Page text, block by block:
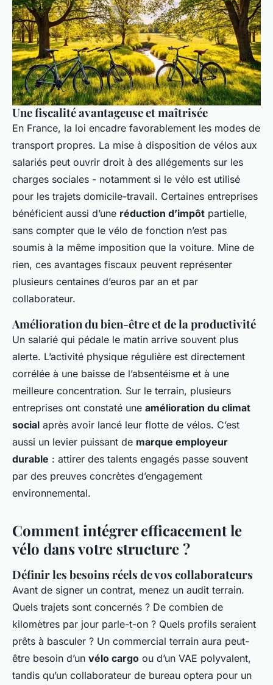
Une fiscalité avantageuse et maîtrisée
En France, la loi encadre favorablement les modes de
transport propres. La mise à disposition de vélos aux
salariés peut ouvrir droit à des allégements sur les
charges sociales - notamment si le vélo est utilisé
pour les trajets domicile-travail. Certaines entreprises
bénéficient aussi d’une réduction d’impôt partielle,
sans compter que le vélo de fonction n’est pas
soumis à la même imposition que la voiture. Mine de
rien, ces avantages fiscaux peuvent représenter
plusieurs centaines d’euros par an et par
collaborateur.
Amélioration du bien-être et de la productivité
Un salarié qui pédale le matin arrive souvent plus
alerte. L’activité physique régulière est directement
corrélée à une baisse de l’absentéisme et à une
meilleure concentration. Sur le terrain, plusieurs
entreprises ont constaté une amélioration du climat
social après avoir lancé leur flotte de vélos. C’est
aussi un levier puissant de marque employeur
durable : attirer des talents engagés passe souvent
par des preuves concrètes d’engagement
environnemental.
Comment intégrer efficacement le
vélo dans votre structure ?
Définir les besoins réels de vos collaborateurs
Avant de signer un contrat, menez un audit terrain.
Quels trajets sont concernés ? De combien de
kilomètres par jour parle-t-on ? Quels profils seraient
prêts à basculer ? Un commercial terrain aura peut-
être besoin d’un vélo cargo ou d’un VAE polyvalent,
tandis qu’un collaborateur de bureau optera pour un